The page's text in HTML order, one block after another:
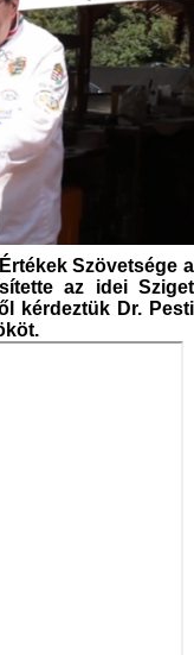
Szövetsége a
az idei Sziget
kérdeztük Dr. Pesti